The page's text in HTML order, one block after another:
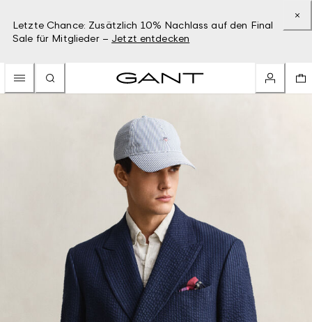
Letzte Chance: Zusätzlich 10% Nachlass auf den Final
Sale für Mitglieder – Jetzt entdecken